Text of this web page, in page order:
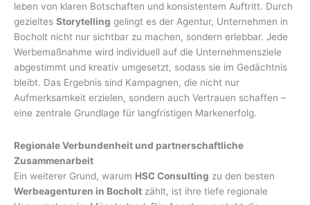
leben von klaren Botschaften und konsistentem Auftritt. Durch
gezieltes Storytelling gelingt es der Agentur, Unternehmen in
Bocholt nicht nur sichtbar zu machen, sondern erlebbar. Jede
Werbemaßnahme wird individuell auf die Unternehmensziele
abgestimmt und kreativ umgesetzt, sodass sie im Gedächtnis
bleibt. Das Ergebnis sind Kampagnen, die nicht nur
Aufmerksamkeit erzielen, sondern auch Vertrauen schaffen –
eine zentrale Grundlage für langfristigen Markenerfolg.
Regionale Verbundenheit und partnerschaftliche
Zusammenarbeit
Ein weiterer Grund, warum HSC Consulting zu den besten
Werbeagenturen in Bocholt zählt, ist ihre tiefe regionale